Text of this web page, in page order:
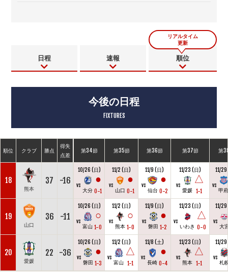
日程 速報 順位
リアルタイム
更新
今後の日程
FIXTURES
順位 クラブ 勝点
得失
点差
第34節 第35節 第36節 第37節 第
18
熊本
37 -16
10/26 (日)
vs
大分
●
0-1
11/2 (日)
vs
山口
●
0-1
11/9 (日)
vs
仙台
●
0-2
11/23 (日)
vs
愛媛
△
1-1
11/
vs
甲府
19
山口
36 -11
10/26 (日)
vs
富山
○
1-0
11/2 (日)
vs
熊本
○
1-0
11/9 (日)
vs
磐田
●
1-2
11/23 (日)
vs
いわき
△
0-0
11/
vs
大
20
愛媛
22 -36
10/26 (日)
vs
磐田
●
1-3
11/2 (日)
vs
富山
△
1-1
11/8 (土)
vs
長崎
●
0-4
11/23 (日)
vs
熊本
△
1-1
11/
vs
札